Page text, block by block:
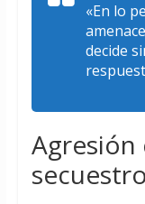
«En lo
decide
Agresión